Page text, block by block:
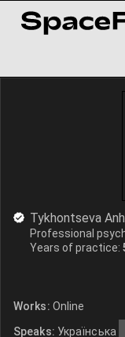
Tykhontseva
Professional
Years of practice:
Works: Online
Speaks: Українська